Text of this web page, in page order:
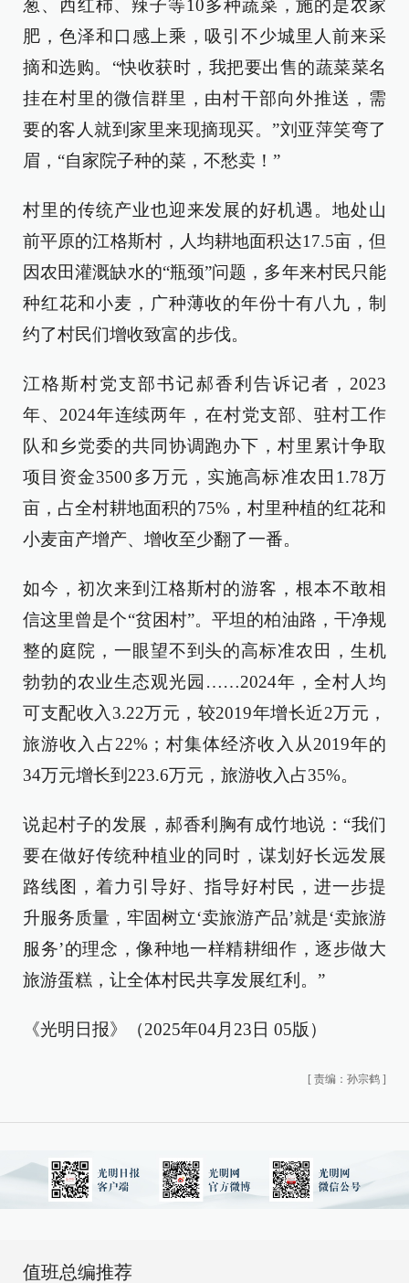
葱、西红柿、辣子等10多种蔬菜，施的是农家
肥，色泽和口感上乘，吸引不少城里人前来采
摘和选购。“快收获时，我把要出售的蔬菜菜名
挂在村里的微信群里，由村干部向外推送，需
要的客人就到家里来现摘现买。”刘亚萍笑弯了
眉，“自家院子种的菜，不愁卖！”
村里的传统产业也迎来发展的好机遇。地处山
前平原的江格斯村，人均耕地面积达17.5亩，但
因农田灌溉缺水的“瓶颈”问题，多年来村民只能
种红花和小麦，广种薄收的年份十有八九，制
约了村民们增收致富的步伐。
江格斯村党支部书记郝香利告诉记者，2023
年、2024年连续两年，在村党支部、驻村工作
队和乡党委的共同协调跑办下，村里累计争取
项目资金3500多万元，实施高标准农田1.78万
亩，占全村耕地面积的75%，村里种植的红花和
小麦亩产增产、增收至少翻了一番。
如今，初次来到江格斯村的游客，根本不敢相
信这里曾是个“贫困村”。平坦的柏油路，干净规
整的庭院，一眼望不到头的高标准农田，生机
勃勃的农业生态观光园……2024年，全村人均
可支配收入3.22万元，较2019年增长近2万元，
旅游收入占22%；村集体经济收入从2019年的
34万元增长到223.6万元，旅游收入占35%。
说起村子的发展，郝香利胸有成竹地说：“我们
要在做好传统种植业的同时，谋划好长远发展
路线图，着力引导好、指导好村民，进一步提
升服务质量，牢固树立‘卖旅游产品’就是‘卖旅游
服务’的理念，像种地一样精耕细作，逐步做大
旅游蛋糕，让全体村民共享发展红利。”
《光明日报》（2025年04月23日 05版）
[ 责编：孙宗鹤 ]
值班总编推荐